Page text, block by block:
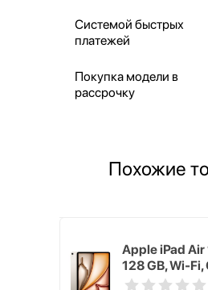
Системой быстрых
платежей
Покупка модели в
рассрочку
Похожие
Apple iPad
128 GB, Wi-
звезда